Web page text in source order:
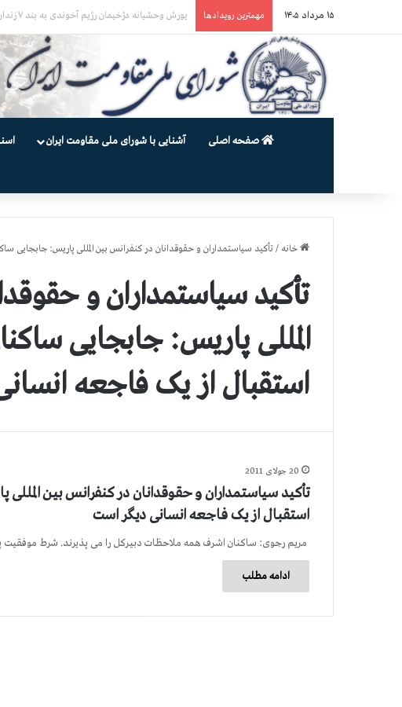
۱۵ مرداد ۱۴۰۵ مهمترین رویدادها یورش وحشیانه گارد زندان اوین به سالن ۵ بند ۷ و ضرب و شتم زندانیان
صفحه اصلی آشنایی با شورای ملی مقاومت ایران
خانه /تأکید سیاستمداران و حقوقدانان در کنفرانس بین المللی پاریس:
تأکید سیاستمداران و
المللی پاریس: جابجایی
استقبال از یک فاجعه
20 جولای 2011
تأکید سیاستمداران و حقوقدانان در کنفرانس بین
استقبال از یک فاجعه انسانی دیگر است
مریم رجوی: ساکنان اشرف همه ملاحظات دبیرکل را می پذیرند. شرط
ادامه مطلب